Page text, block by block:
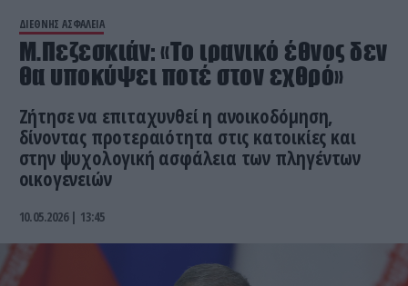
ΔΙΕΘΝΗΣ ΑΣΦΑΛΕΙΑ
Μ.Πεζεσκιάν: «Το ιρανικό έθνος δεν
θα υποκύψει ποτέ στον εχθρό»
Ζήτησε να επιταχυνθεί η ανοικοδόμηση,
δίνοντας προτεραιότητα στις κατοικίες και
στην ψυχολογική ασφάλεια των πληγέντων
οικογενειών
10.05.2026 | 13:45